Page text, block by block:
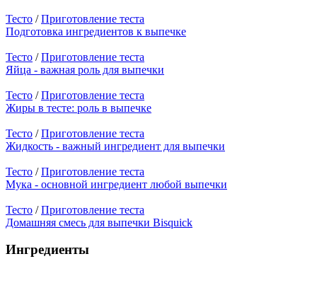
Тесто /Приготовление теста
Подготовка ингредиентов к выпечке
Тесто /Приготовление теста
Яйца - важная роль для выпечки
Тесто /Приготовление теста
Жиры в тесте: роль в выпечке
Тесто /Приготовление теста
Жидкость - важный ингредиент для выпечки
Тесто /Приготовление теста
Мука - основной ингредиент любой выпечки
Тесто /Приготовление теста
Домашняя смесь для выпечки Bisquick
Ингредиенты